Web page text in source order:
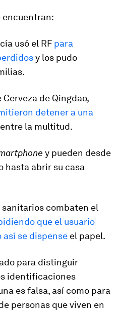
encuentran:
usó el RF para
y los pudo
de Qingdao,
detener a una
entre la multitud.
y pueden desde
hasta abrir su casa
sanitarios combaten el
que el usuario
así se dispense el papel.
para distinguir
identificaciones
es falsa, así como para
personas que viven en